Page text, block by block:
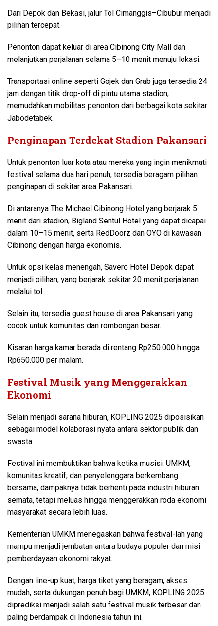
Dari Depok dan Bekasi, jalur Tol Cimanggis–Cibubur menjadi
pilihan tercepat.
Penonton dapat keluar di area Cibinong City Mall dan
melanjutkan perjalanan selama 5–10 menit menuju lokasi.
Transportasi online seperti Gojek dan Grab juga tersedia 24
jam dengan titik drop-off di pintu utama stadion,
memudahkan mobilitas penonton dari berbagai kota sekitar
Jabodetabek.
Penginapan Terdekat Stadion Pakansari
Untuk penonton luar kota atau mereka yang ingin menikmati
festival selama dua hari penuh, tersedia beragam pilihan
penginapan di sekitar area Pakansari.
Di antaranya The Michael Cibinong Hotel yang berjarak 5
menit dari stadion, Bigland Sentul Hotel yang dapat dicapai
dalam 10–15 menit, serta RedDoorz dan OYO di kawasan
Cibinong dengan harga ekonomis.
Untuk opsi kelas menengah, Savero Hotel Depok dapat
menjadi pilihan, yang berjarak sekitar 20 menit perjalanan
melalui tol.
Selain itu, tersedia guest house di area Pakansari yang
cocok untuk komunitas dan rombongan besar.
Kisaran harga kamar berada di rentang Rp250.000 hingga
Rp650.000 per malam.
Festival Musik yang Menggerakkan
Ekonomi
Selain menjadi sarana hiburan, KOPLING 2025 diposisikan
sebagai model kolaborasi nyata antara sektor publik dan
swasta.
Festival ini membuktikan bahwa ketika musisi, UMKM,
komunitas kreatif, dan penyelenggara berkembang
bersama, dampaknya tidak berhenti pada industri hiburan
semata, tetapi meluas hingga menggerakkan roda ekonomi
masyarakat secara lebih luas.
Kementerian UMKM menegaskan bahwa festival-lah yang
mampu menjadi jembatan antara budaya populer dan misi
pemberdayaan ekonomi rakyat.
Dengan line-up kuat, harga tiket yang beragam, akses
mudah, serta dukungan penuh bagi UMKM, KOPLING 2025
diprediksi menjadi salah satu festival musik terbesar dan
paling berdampak di Indonesia tahun ini.